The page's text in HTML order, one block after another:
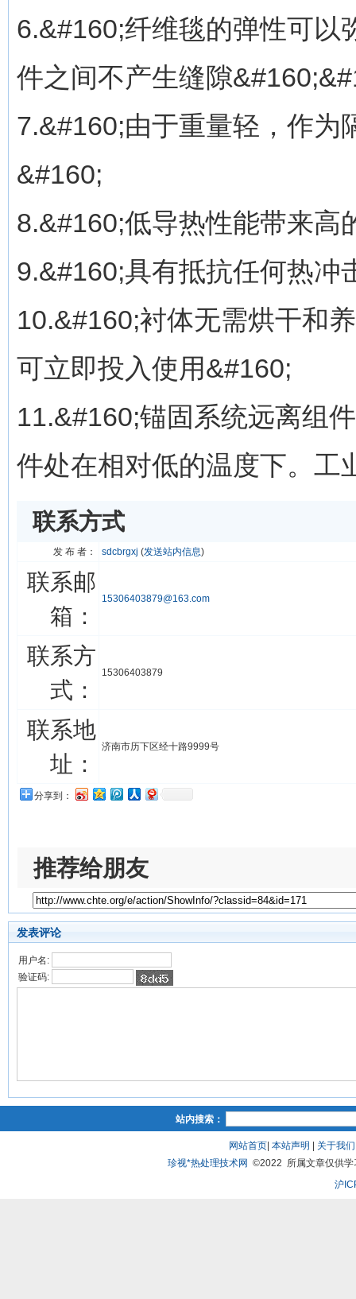
6.&#160;纤维毯的弹性可以
件之间不产生缝隙
7.&#160;由于重量轻，作为
&#160;
8.&#160;低导热性能带来高
9.&#160;具有抵抗任何热冲
10.&#160;衬体无需烘干和
可立即投入使用&#160;
11.&#160;锚固系统远离组
件处在相对低的温度下。工
联系方式
发 布 者： sdcbrgxj (发送站内信息)
联系邮
箱：
15306403879@163.com
联系方
式：
15306403879
联系地
址：
济南市历下区经十路9999号
分享到：
推荐给朋友
发表评论
用户名:
验证码:
站内搜索：
网站首页| 本站声明 关于我们
珍视*热处理技术网 ©2022 所属文章仅供学
沪